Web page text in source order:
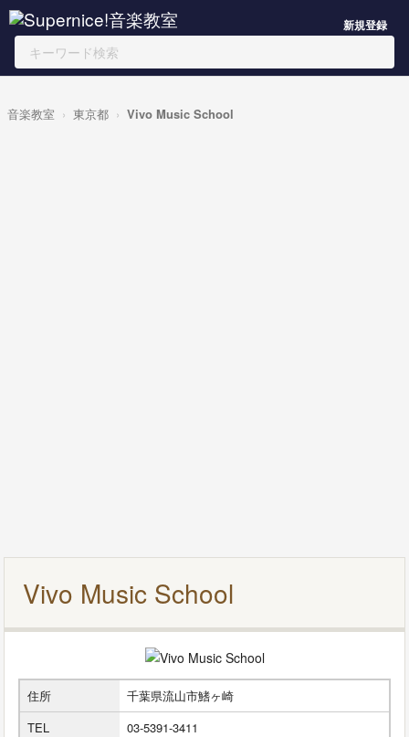
新規登録
音楽教室 東京都 Vivo Music School
Vivo Music School
住所
千葉県流山市鰭ヶ崎
TEL
03-5391-3411